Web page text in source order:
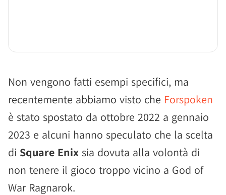
Non vengono fatti esempi specifici, ma
recentemente abbiamo visto che Forspoken
è stato spostato da ottobre 2022 a gennaio
2023 e alcuni hanno speculato che la scelta
di Square Enix sia dovuta alla volontà di
non tenere il gioco troppo vicino a God of
War Ragnarok.